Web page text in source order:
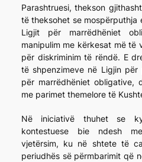
Parashtruesi, thekson
të theksohet se
Ligjit për marrëdhëniet
manipulim me kërkesat më të
për diskriminim të rëndë. E
të shpenzimeve në Ligjin për
për marrëdhëniet obligative,
me parimet themelore të
Në iniciativë thuhet se
kontestuese bie ndesh
vjetërsim, ku në shtete të
periudhës së përmbarimit që